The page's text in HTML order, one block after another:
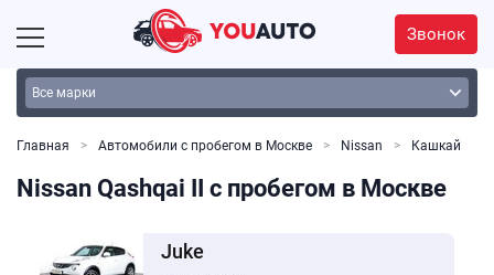
Звонок
Главная Автомобили с пробегом в Москве Nissan Кашкай
Nissan Qashqai II с пробегом в Москве
Juke